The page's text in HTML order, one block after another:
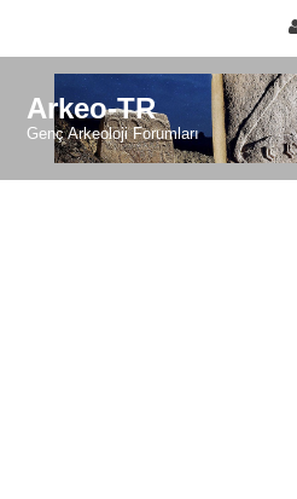
Arkeo-TR
Genç Arkeoloji Forumları